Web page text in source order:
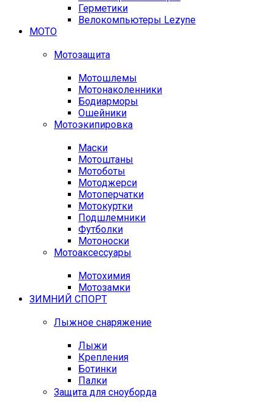
Герметики
Велокомпьютеры Lezyne
МОТО
Мотозащита
Мотошлемы
Мотонаколенники
Бодиарморы
Ошейники
Мотоэкипировка
Маски
Мотоштаны
Мотоботы
Мотоджерси
Мотоперчатки
Мотокуртки
Подшлемники
Футболки
Мотоноски
Мотоаксессуары
Мотохимия
Мотозамки
ЗИМНИЙ СПОРТ
Лыжное снаряжение
Лыжи
Крепления
Ботинки
Палки
Защита для сноуборда